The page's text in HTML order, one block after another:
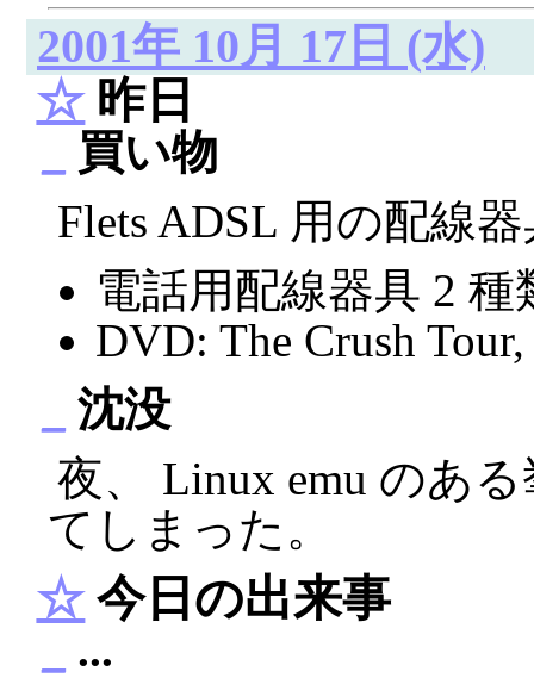
2001年 10月 17日 (水)
☆昨日
買い物
Flets ADSL 用の配線
電話用配線器具 2 種
DVD: The Crush
沈没
夜、 Linux emu のあ
てしまった。
☆今日の出来事
...